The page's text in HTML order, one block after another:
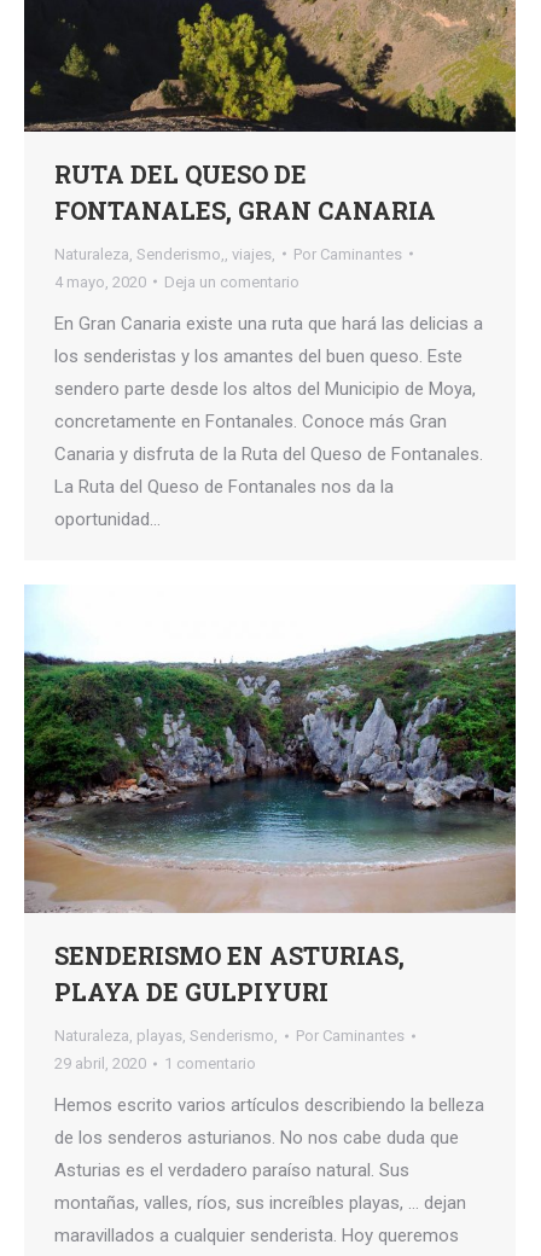
RUTA DEL QUESO DE
FONTANALES, GRAN CANARIA
Naturaleza Senderismo, viajes, Por Caminantes
4 mayo, 2020
Deja un comentario
En Gran Canaria existe una ruta que hará las delicias a
los senderistas y los amantes del buen queso. Este
sendero parte desde los altos del Municipio de Moya,
concretamente en Fontanales. Conoce más Gran
Canaria y disfruta de la Ruta del Queso de Fontanales.
La Ruta del Queso de Fontanales nos da la
oportunidad…
SENDERISMO EN ASTURIAS,
PLAYA DE GULPIYURI
Naturaleza, playas, Senderismo, Por Caminantes
29 abril, 2020
1 comentario
Hemos escrito varios artículos describiendo la belleza
de los senderos asturianos. No nos cabe duda que
Asturias es el verdadero paraíso natural. Sus
montañas, valles, ríos, sus increíbles playas, … dejan
maravillados a cualquier senderista. Hoy queremos